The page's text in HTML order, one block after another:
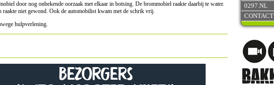
0297.NL
CONTACT
door nog onbekende oorzaak met elkaar in botsing. De brommobiel raakte daarbij te water.
raakte niet gewond. Ook de automobilist kwam met de schrik vrij.
hulpverlening.